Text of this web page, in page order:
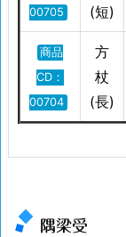
00705
(短)
商品
CD：
00704
方
杖
(長)
隅梁受